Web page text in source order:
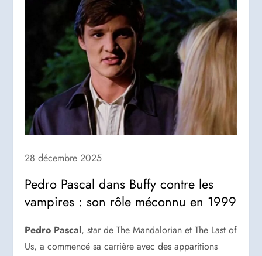
28 décembre 2025
Pedro Pascal dans Buffy contre les
vampires : son rôle méconnu en 1999
Pedro Pascal, star de The Mandalorian et The Last of
Us, a commencé sa carrière avec des apparitions